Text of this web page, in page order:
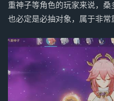
重神子等角色的玩家来说，桑
也必定是必抽对象，属于非常